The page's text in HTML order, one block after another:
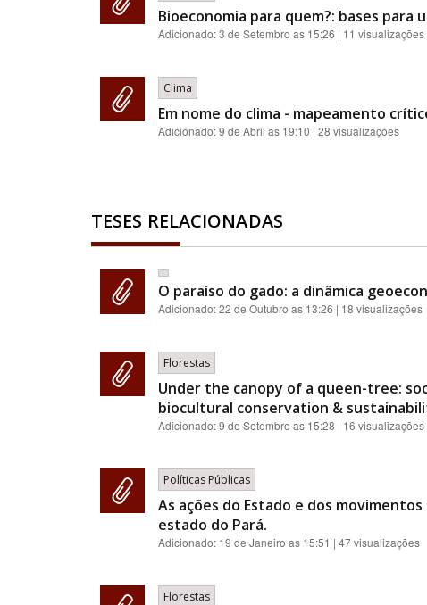
Bioeconomia para quem?: bases
Adicionado:3 de Setembro as 15:26 | 11 visualizações
Clima
Em nome do clima - mapeamento
Adicionado:9 de Abril as 19:10 | 28 visualizações
TESES RELACIONADAS
O paraíso do gado: a dinâmica
Adicionado:22 de Outubro as 13:26 | 18 visualizações
Florestas
Under the canopy of a queen-tree:
biocultural conservation &
Adicionado:9 de Setembro as 15:28 | 16 visualizações
Políticas Públicas
As ações do Estado e dos
estado do Pará.
Adicionado: 19 de Janeiro as 15:51 | 47 visualizações
Florestas